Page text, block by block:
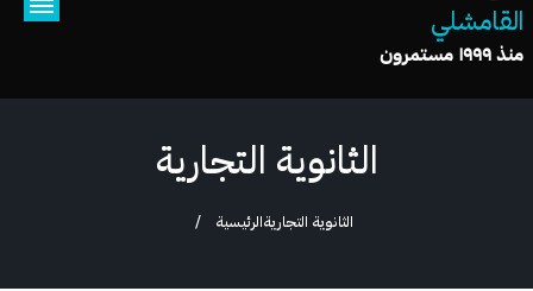
القامشلي
منذ ١٩٩٩ مستمرون
الثانوية التجارية
الرئيسيةالثانوية التجارية